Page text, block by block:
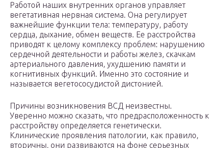
Работой наших внутренних органов управляет
вегетативная нервная система. Она регулирует
важнейшие функции тела: температуру, работу
сердца, дыхание, обмен веществ. Ее расстройства
приводят к целому комплексу проблем: нарушению
сердечной деятельности и работы желез, скачкам
артериального давления, ухудшению памяти и
когнитивных функций. Именно это состояние и
называется вегетососудистой дистонией.
Причины возникновения ВСД неизвестны.
Уверенно можно сказать, что предрасположенность к
расстройству определяется генетически.
Клинические проявления патологии, как правило,
вторичны, они развиваются на фоне серьезных